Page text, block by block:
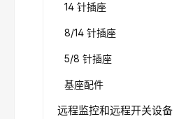
14 针插座
8/14 针插座
5/8 针插座
基座配件
远程监控和远程开关设备